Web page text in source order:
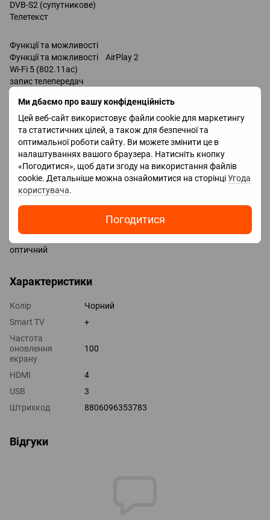
Ми дбаємо про вашу конфіденційність
Цей веб-сайт використовує файли cookie для маркетингу
та статистичних цілей, а також для безпечної та
оптимальної роботи сайту. Ви можете змінити це в
налаштуваннях вашого браузера. Натисніть кнопку
«Погодитися», щоб дати згоду на використання файлів
cookie. Детальніше можна ознайомитися на сторінціУгода
користувача.
Погодитися
DVB-S2 (супутникове)
Телетекст
Функції та можливості
Функції та можливості AirPlay 2
Wi-Fi 5 (802.11ac)
запис телепередач
Bluetooth v 5.0
підтримка DLNA
керування голосом
мультимедійний (аеропульт)
Amazon Alexa
Google Assistant
Роз'єми
Входи USB 3 шт
Виходи mini-Jack (3.5 мм) навушники
оптичний
Характеристики
Колір
Чорний
Smart TV
+
Частота
оновлення
екрану
100
HDMI
4
USB
3
Штрихкод
8806096353783
Відгуки